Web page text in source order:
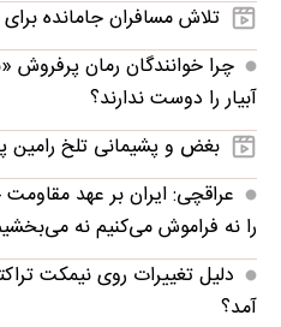
تلاش مسافران جامانده
چرا خوانندگان رمان پرفروش
آبیار را دوست ندارند؟
بغض و پشیمانی تلخ رامین
عراقچی: ایران بر عهد
را نه فراموش می‌کنیم نه
دلیل تغییرات روی نیمکت
آمد؟